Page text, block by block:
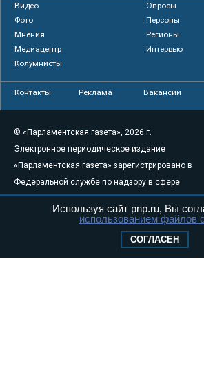
Видео
Опросы
Фото
Персоны
Мнения
Регионы
Медиацентр
Интервью
Колумнисты
Контакты Реклама Вакансии
© «Парламентская газета», 2026 г.
Электронное периодическое издание
«Парламентская газета» зарегистрировано в
Федеральной службе по надзору в сфере
связи, информационных технологий и
массовых коммуникаций (Роскомнадзор) 05
Свидетельство о регистрации Эл № ФС77-
Используя сайт pnp.ru, Вы
использованием файлов
СОГЛАСЕН